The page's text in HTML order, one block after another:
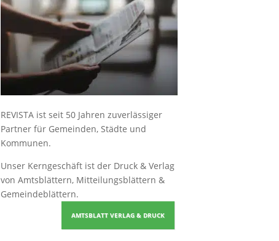
REVISTA ist seit 50 Jahren zuverlässiger
Partner für Gemeinden, Städte und
Kommunen.
Unser Kerngeschäft ist der Druck & Verlag
von Amtsblättern, Mitteilungsblättern &
Gemeindeblättern.
AMTSBLATT VERLAG & DRUCK